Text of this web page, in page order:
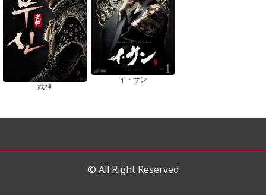
武神
イ・サン
© All Right Reserved